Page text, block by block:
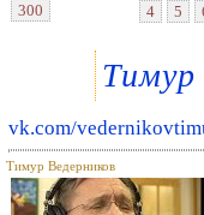
300
4
5
Тимур
vk.com/
Тимур Ведерников